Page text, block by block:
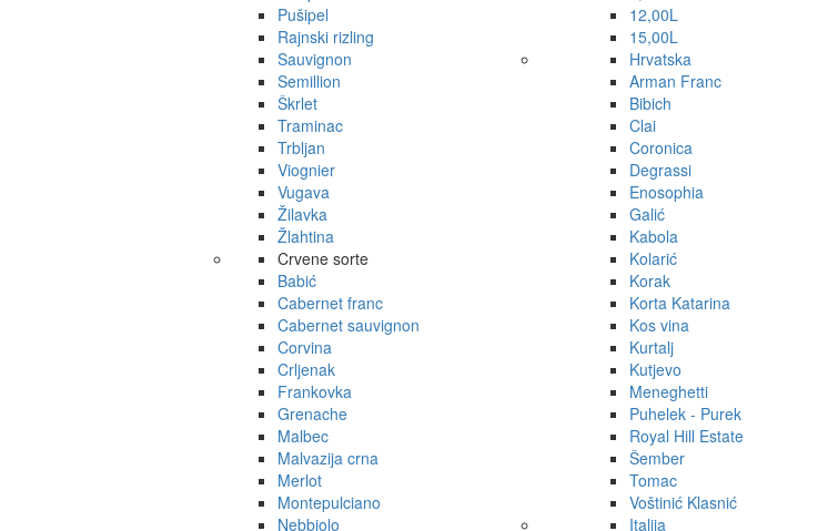
Pušipel
Rajnski rizling
Sauvignon
Semillion
Škrlet
Traminac
Trbljan
Viognier
Vugava
Žilavka
Žlahtina
Crvene sorte
Babić
Cabernet franc
Cabernet sauvignon
Corvina
Crljenak
Frankovka
Grenache
Malbec
Malvazija crna
Merlot
Montepulciano
Nebbiolo
12,00L
15,00L
Hrvatska
Arman Franc
Bibich
Clai
Coronica
Degrassi
Enosophia
Galić
Kabola
Kolarić
Korak
Korta Katarina
Kos vina
Kurtalj
Kutjevo
Meneghetti
Puhelek - Purek
Royal Hill Estate
Šember
Tomac
Voštinić Klasnić
Italija